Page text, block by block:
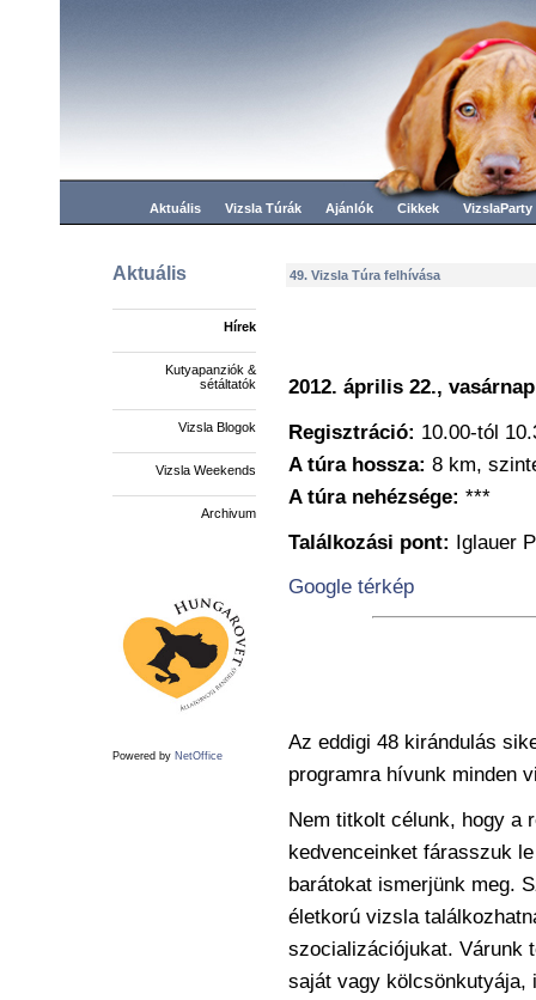
Aktuális Vizsla Túrák Ajánlók Cikkek VizslaParty
Aktuális
Hírek
Kutyapanziók &
sétáltatók
Vizsla Blogok
Vizsla Weekends
Archivum
Powered by NetOffice
49. Vizsla Túra felhívása
2012. április 22.,
Regisztráció: 10.00-tól
A túra hossza: 8 km,
A túra nehézsége: ***
Találkozási pont: Iglauer
Google térkép
Az eddigi 48 kirándulás
programra hívunk minden
Nem titkolt célunk, hogy a
kedvenceinket fárasszuk
barátokat ismerjünk meg.
életkorú vizsla
szocializációjukat. Várunk
saját vagy kölcsönkutyája,